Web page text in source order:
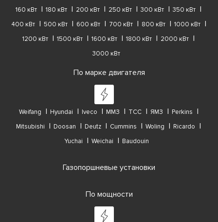
160 кВт
180 кВт 200 кВт 250 кВт 300 кВт
350 кВт
400 кВт
500 кВт 600 кВт 700 кВт 800 кВт
1000 кВт
1200 кВт
1500 кВт 1600 кВт 1800 кВт
2000 кВт
3000 кВт
По марке двигателя
Weifang Hyundai Iveco ММЗ ТСС ЯМЗ
Perkins
Mitsubishi
Doosan Deutz Cummins Woling
Ricardo
Yuchai
Weichai Baudouin
Газопоршневые установки
По мощности